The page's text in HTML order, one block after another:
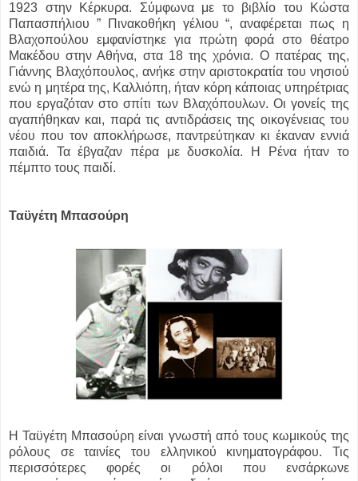
1923 στην Κέρκυρα. Σύμφωνα με το βιβλίο του Κώστα
Παπασπήλιου ” Πινακοθήκη γέλιου “, αναφέρεται πως η
Βλαχοπούλου εμφανίστηκε για πρώτη φορά στο θέατρο
Μακέδου στην Αθήνα, στα 18 της χρόνια. Ο πατέρας της,
Γιάννης Βλαχόπουλος, ανήκε στην αριστοκρατία του νησιού
ενώ η μητέρα της, Καλλιόπη, ήταν κόρη κάποιας υπηρέτριας
που εργαζόταν στο σπίτι των Βλαχόπουλων. Οι γονείς της
αγαπήθηκαν και, παρά τις αντιδράσεις της οικογένειας του
νέου που τον αποκλήρωσε, παντρεύτηκαν κι έκαναν εννιά
παιδιά. Τα έβγαζαν πέρα με δυσκολία. Η Ρένα ήταν το
πέμπτο τους παιδί.
Ταϋγέτη Μπασούρη
Η Ταϋγέτη Μπασούρη είναι γνωστή από τους κωμικούς της
ρόλους σε ταινίες του ελληνικού κινηματογράφου. Τις
περισσότερες φορές οι ρόλοι που ενσάρκωνε